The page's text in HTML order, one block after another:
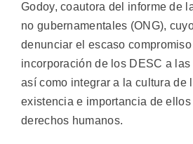
Godoy, coautora del informe de
no gubernamentales (ONG),
denunciar el escaso
incorporación de los DESC a
así como integrar a la cultura de
existencia e importancia de
derechos humanos.